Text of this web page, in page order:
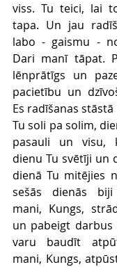
viss. Tu teici, lai
tapa. Un jau
labo - gaismu -
Dari manī tāpat.
lēnprātīgs un
pacietību un
Es radīšanas
Tu soli pa solim,
pasauli un visu,
dienu Tu svētīji un
dienā Tu mitējies
sešās dienās
mani, Kungs,
un pabeigt darbus
varu baudīt
mani, Kungs,